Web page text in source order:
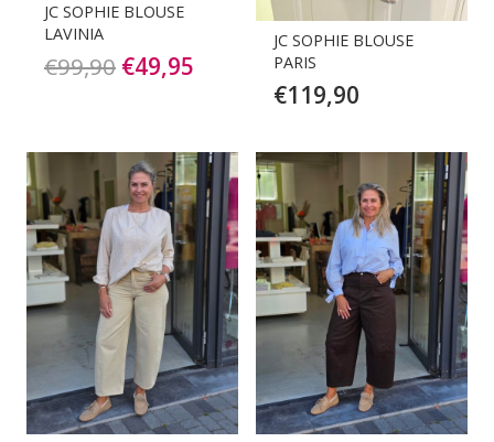
JC SOPHIE BLOUSE
LAVINIA
€99,90 Oorspronkelijke
€99,90.
€49,95 Huidige
€49,95.
JC SOPHIE BLOUSE
PARIS
€119,90